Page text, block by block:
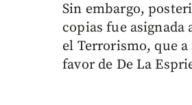
Sin embargo,
copias fue asignada
el Terrorismo, que
favor de De La